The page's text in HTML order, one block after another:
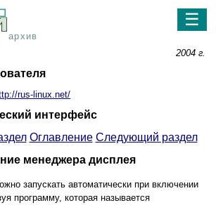
архив
☰
2004 г.
rus-linux.net/
интерфейс
Оглавление Следующий раздел
менеджера дисплея
запускать автоматически при включении
программу, которая называется